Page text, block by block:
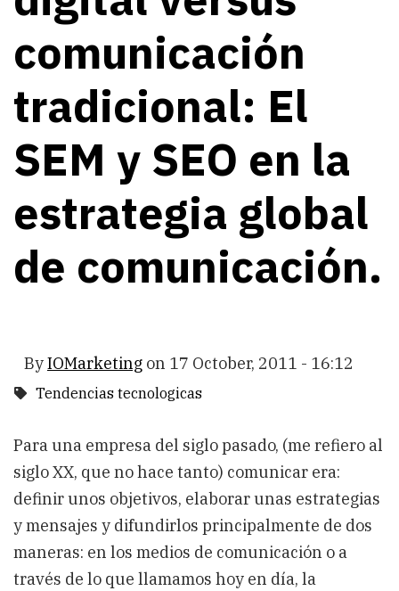
comunicación
tradicional: El
SEM y SEO en la
estrategia global
de comunicación.
ByIOMarketing on 17 October, 2011 - 16:12
Tendencias tecnologicas
Para una empresa del siglo pasado, (me refiero al
siglo XX, que no hace tanto) comunicar era:
definir unos objetivos, elaborar unas estrategias
y mensajes y difundirlos principalmente de dos
maneras: en los medios de comunicación o a
través de lo que llamamos hoy en día, la